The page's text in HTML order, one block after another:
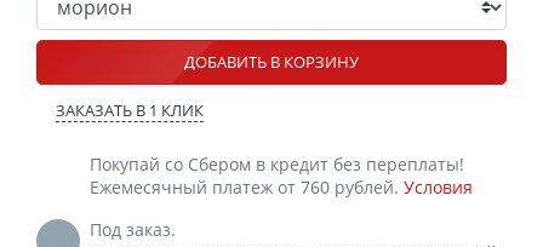
ДОБАВИТЬ В КОРЗИНУ
ЗАКАЗАТЬ В 1 КЛИК
Покупай со Сбером в кредит без переплаты!
Ежемесячный платеж от 760 рублей. Условия
Под заказ.